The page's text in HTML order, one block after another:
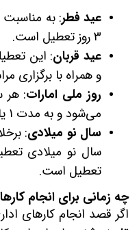
عید فطر
۳ روز تعطیل است.
عید قربان
و همراه با برگزاری
روز ملی امارات: هر
می‌شود و به مدت ۱ یا ۲ روز تعطیل است.
سال نو میلادی:
سال نو میلادی
تعطیل است.
چه زمانی برای انجام
اگر قصد انجام کارهای